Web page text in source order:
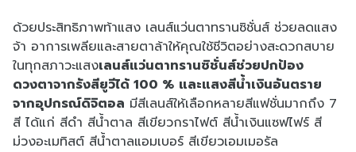
ด้วยประสิทธิภาพท้าแสง เลนส์แว่นตาทรานซิชั่นส์ ช่วยลดแสง
จ้า อาการเพลียและสายตาล้าให้คุณใช้ชีวิตอย่างสะดวกสบาย
ในทุกสภาวะแสงเลนส์แว่นตาทรานซิชั่นส์ช่วยปกป้อง
ดวงตาจากรังสียูวีได้ 100 % และแสงสีน้ำเงินอันตราย
จากอุปกรณ์ดิจิตอล มีสีเลนส์ให้เลือกหลายสีแฟชั่นมากถึง 7
สี ได้แก่ สีดำ สีน้ำตาล สีเขียวกราไฟต์ สีน้ำเงินแซฟไฟร์ สี
ม่วงอะเมทิสต์ สีน้ำตาลแอมเบอร์ สีเขียวเอมเมอรัล